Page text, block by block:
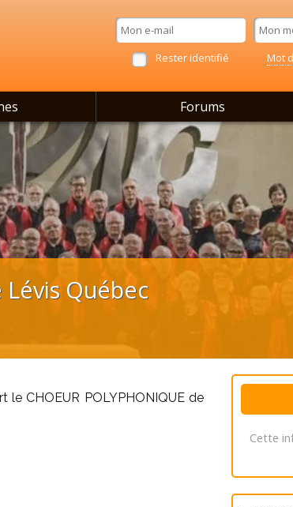
Rester identifié Mot
Forums
Québec
CHOEUR POLYPHONIQUE de
Cette